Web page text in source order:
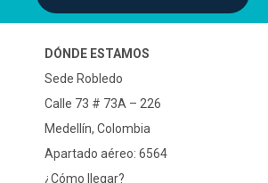
DÓNDE ESTAMOS
Sede Robledo
Calle 73 # 73A – 226
Medellín, Colombia
Apartado aéreo: 6564
¿Cómo llegar?